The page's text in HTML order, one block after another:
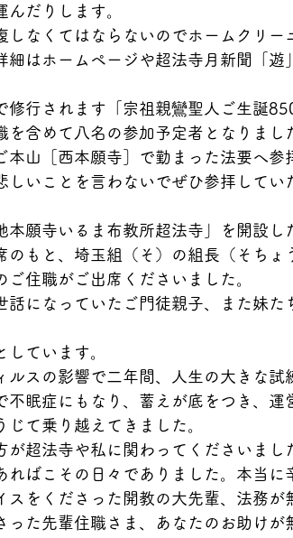
だりします。
しなくてはならないのでホームクリー
細はホームページや超法寺月新聞「遊
修行されます「宗祖親鸞聖人ご生誕
を含めて八名の参加予定者となりま
本山［西本願寺］で勤まった法要へ参
しいことを言わないでぜひ参拝してい
本願寺いるま布教所超法寺」を開設
のもと、埼玉組（そ）の組長（そちょ
ご住職がご出席くださいました。
話になっていたご門徒親子、また妹た
しています。
ルスの影響で二年間、人生の大きな試
不眠症にもなり、蓄えが底をつき、運
て乗り越えてきました。
が超法寺や私に関わってくださいまし
ればこその日々でありました。本当に
スをくださった開教の大先輩、法務が
った先輩住職さま、あなたのお助けが